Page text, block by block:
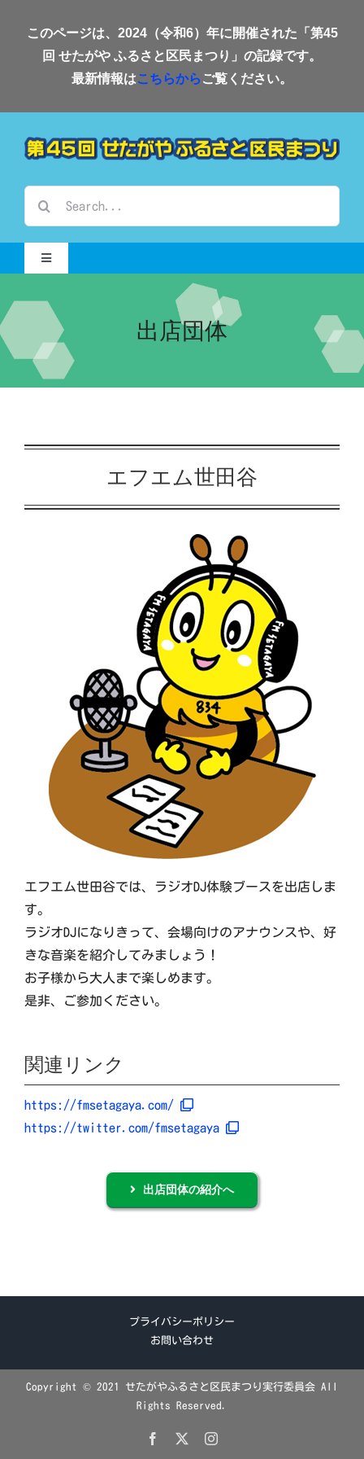
このページは、2024（令和6）年に開催された「第45
回 せたがや ふるさと区民まつり」の記録です。
最新情報はこちらから ご覧ください。
索
…
Toggle
Navigation
Home-2024-
会場案内
出店団体
エフエム世田谷
エフエム世田谷では、ラジオDJ体験ブースを出店しま
す。
ラジオDJになりきって、会場向けのアナウンスや、好
きな音楽を紹介してみましょう！
お子様から大人まで楽しめます。
是非、ご参加ください。
関連リンク
https://fmsetagaya.com/
https://twitter.com/fmsetagaya
出店団体の紹介へ
プライバシーポリシー
お問い合わせ
Copyright © 2021 せたがやふるさと区民まつり実行委員会 All
Rights Reserved.
Facebook Instagram